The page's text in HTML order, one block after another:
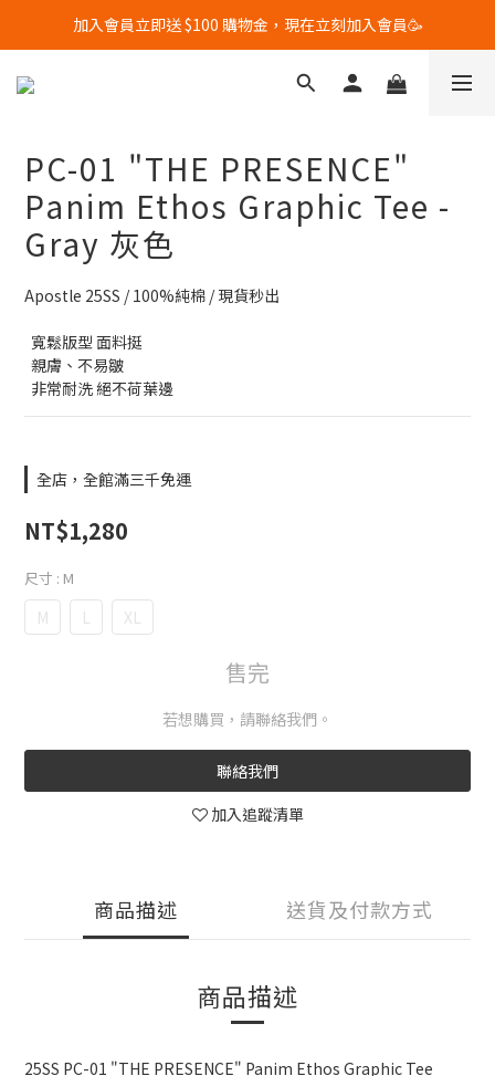
全館滿$3000 免運優惠中🔥🔥🔥 (限台灣地區)
加入會員立即送 $100 購物金，現在立刻加入會員🥳
全館滿$3000 免運優惠中🔥🔥🔥 (限台灣地區)
PC-01 "THE PRESENCE"
Panim Ethos Graphic Tee -
Gray 灰色
Apostle 25SS / 100%純棉 / 現貨秒出
  寬鬆版型 面料挺
  親膚、不易皺
  非常耐洗 絕不荷葉邊
全店，全館滿三千免運
NT$1,280
尺寸 : M
M L XL
售完
若想購買，請聯絡我們。
聯絡我們
加入追蹤清單
商品描述 送貨及付款方式
商品描述
25SS PC-01 "THE PRESENCE" Panim Ethos Graphic Tee